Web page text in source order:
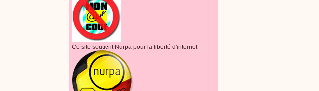
Ce site soutient Nurpa pour la liberté d'internet